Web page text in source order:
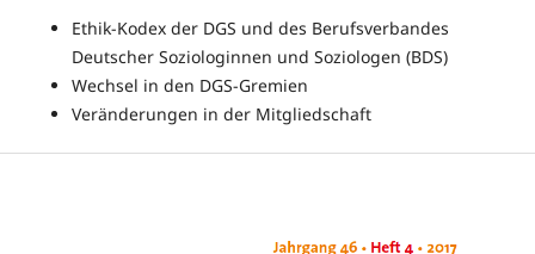
Ethik-Kodex der DGS und des Berufsverbandes
Deutscher Soziologinnen und Soziologen (BDS)
Wechsel in den DGS-Gremien
Veränderungen in der Mitgliedschaft